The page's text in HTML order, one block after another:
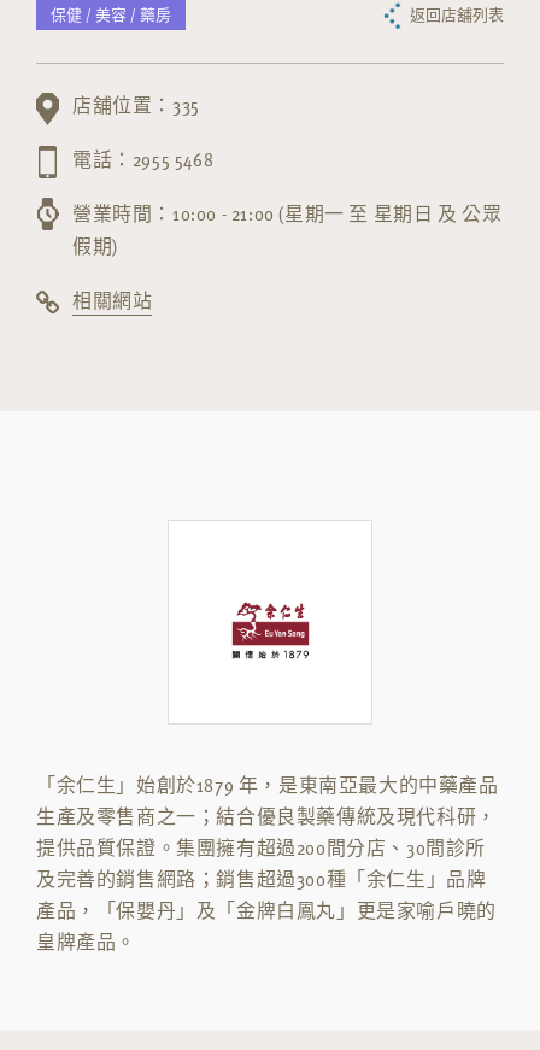
保健 / 美容 / 藥房 返回店舖列表
店舖位置：335
電話：2955 5468
營業時間：10:00 - 21:00 (星期一 至 星期日 及 公眾
假期)
相關網站
「余仁生」始創於1879 年，是東南亞最大的中藥產品
生產及零售商之一；結合優良製藥傳統及現代科研，
提供品質保證。集團擁有超過200間分店、30間診所
及完善的銷售網路；銷售超過300種「余仁生」品牌
產品，「保嬰丹」及「金牌白鳳丸」更是家喻戶曉的
皇牌產品。